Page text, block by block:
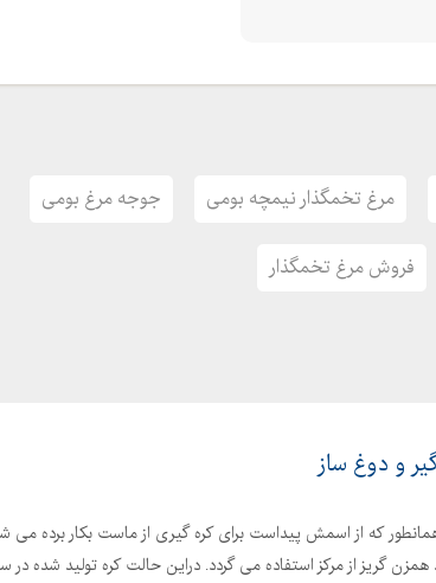
مرغ تخمگذار نیمچه بومی جوجه مرغ بومی
فروش مرغ تخمگذار
و دوغ ساز
که از اسمش پیداست برای کره گیری از ماست بکار برده می
همزن گریز از مرکز استفاده می گردد. دراین حالت کره تولید شده